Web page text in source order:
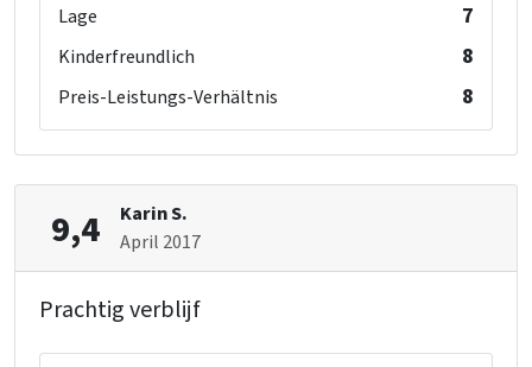
Lage 7
Kinderfreundlich 8
Preis-Leistungs-Verhältnis 8
9,4
Karin S.
April 2017
Prachtig verblijf